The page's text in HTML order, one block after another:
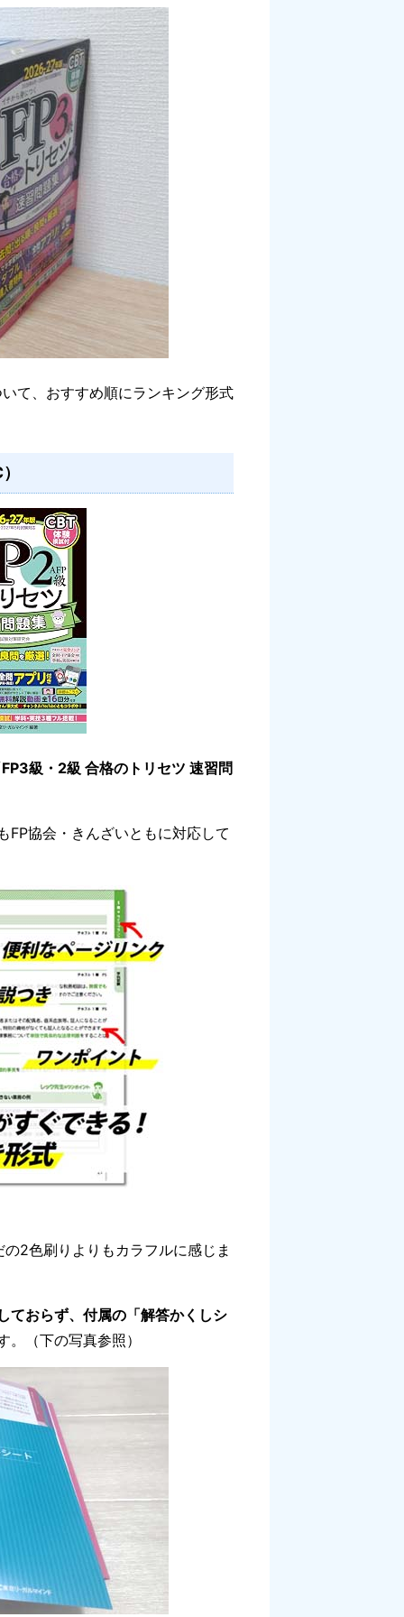
て、おすすめ順にランキング形式
FP3級・2級 合格のトリセツ 速習問
FP協会・きんざいともに対応して
の2色刷りよりもカラフルに感じま
ておらず、付属の「解答かくしシ
。（下の写真参照）